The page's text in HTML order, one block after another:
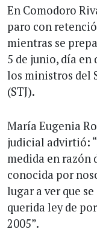
En Comodoro
paro con
mientras se
5 de junio, día
los ministros del
(STJ).
María Eugenia
judicial advirtió:
medida en razón
conocida por
lugar a ver que
querida ley de
2005”.